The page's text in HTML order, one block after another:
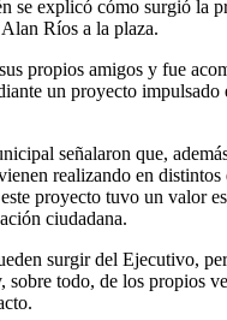
se explicó cómo surgió la
Ríos a la plaza.
propios amigos y fue
un proyecto impulsado
señalaron que,
realizando en distintos
proyecto tuvo un valor
ciudadana.
surgir del Ejecutivo,
sobre todo, de los propios